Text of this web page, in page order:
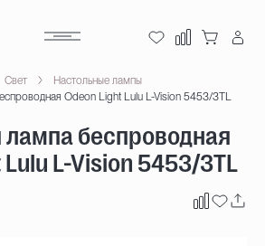
Свет
Настольные лампы
Odeon Light Lulu L-Vision 5453/3TL
лампа беспроводная
L-Vision 5453/3TL